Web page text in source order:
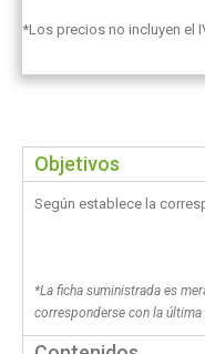
*Los precios no incluyen el
Objetivos
Según establece la
*La ficha suministrada es
corresponderse con la